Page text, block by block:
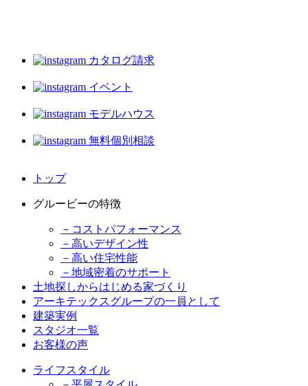
カタログ請求
イベント
モデルハウス
無料個別相談
トップ
グルービーの特徴
－コストパフォーマンス
－高いデザイン性
－高い住宅性能
－地域密着のサポート
土地探しからはじめる家づくり
アーキテックスグループの一員として
建築実例
スタジオ一覧
お客様の声
ライフスタイル